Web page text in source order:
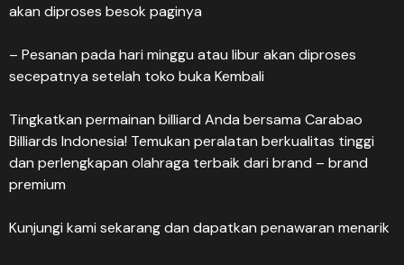
akan diproses besok paginya
– Pesanan pada hari minggu atau libur akan diproses
secepatnya setelah toko buka Kembali
Tingkatkan permainan billiard Anda bersama Carabao
Billiards Indonesia! Temukan peralatan berkualitas tinggi
dan perlengkapan olahraga terbaik dari brand – brand
premium
Kunjungi kami sekarang dan dapatkan penawaran menarik